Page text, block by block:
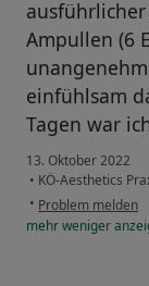
Ampullen (6
einfühlsam
Tagen war
13. Oktober 2022
• KÖ-Aesthetics
• Problem melden
mehrweniger